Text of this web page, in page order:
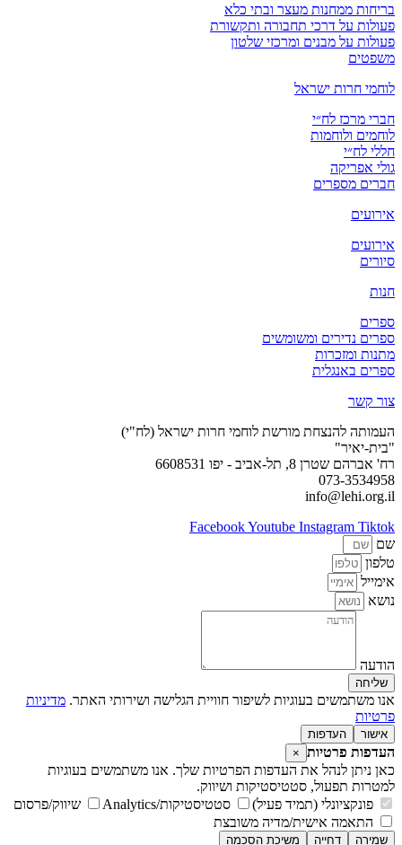
בריחות ממחנות מעצר ובתי כלא
פעולות על דרכי תחבורה ותקשורת
פעולות על מבנים ומרכזי שלטון
משפטים
לוחמי חרות ישראל
חברי מרכז לח״י
לוחמים ולוחמות
חללי לח״י
גולי אפריקה
חברים מספרים
אירועים
אירועים
סיורים
חנות
ספרים
ספרים נדירים ומשומשים
מתנות ומזכרות
ספרים באנגלית
צור קשר
העמותה להנצחת מורשת לוחמי חרות ישראל (לח"י)
"בית-יאיר"
רח' אברהם שטרן 8, תל-אביב - יפו 6608531
073-3534958
info@lehi.org.il
FacebookYoutube Instagram Tiktok
שם
טלפון
אימייל
נושא
הודעה
שליחה
אנו משתמשים בעוגיות לשיפור חוויית הגלישה ושירותי האתר. מדיניות
פרטיות
אישור העדפות
העדפות פרטיות ×
כאן ניתן לנהל את העדפות הפרטיות שלך. אנו משתמשים בעוגיות
למטרות תפעול, סטטיסטיקות ושיווק.
פונקציונלי (תמיד פעיל)
סטטיסטיקות/Analytics
שיווק/פרסום
התאמה אישית/מדיה משובצת
שמירה דחייה משיכת הסכמה